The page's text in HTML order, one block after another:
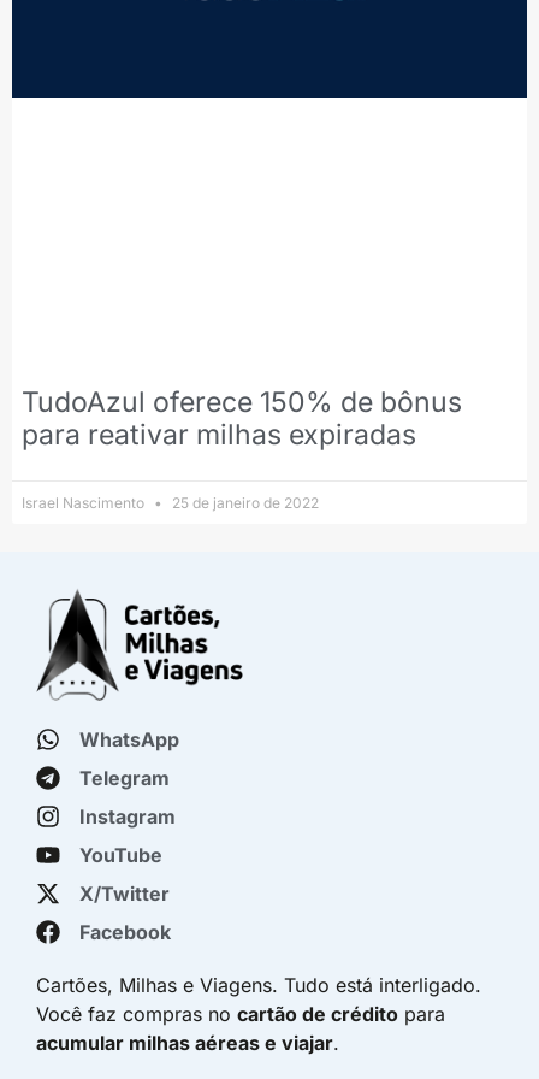
TudoAzul oferece 150% de bônus
para reativar milhas expiradas
Israel Nascimento 25 de janeiro de 2022
WhatsApp
Telegram
Instagram
YouTube
X/Twitter
Facebook
Cartões, Milhas e Viagens. Tudo está interligado.
Você faz compras no cartão de crédito para
acumular milhas aéreas e viajar.